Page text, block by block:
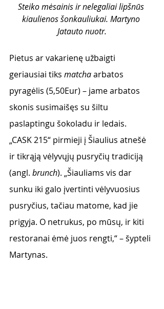
Steiko mėsainis ir nelegaliai lipšnūs
kiaulienos šonkauliukai. Martyno
Jatauto nuotr.
Pietus ar vakarienę užbaigti
geriausiai tiks matcha arbatos
pyragėlis (5,50Eur) – jame arbatos
skonis susimaišęs su šiltu
paslaptingu šokoladu ir ledais.
„CASK 215“ pirmieji į Šiaulius atnešė
ir tikrąją vėlyvųjų pusryčių tradiciją
(angl. brunch). „Šiauliams vis dar
sunku iki galo įvertinti vėlyvuosius
pusryčius, tačiau matome, kad jie
prigyja. O netrukus, po mūsų, ir kiti
restoranai ėmė juos rengti,“ – šypteli
Martynas.